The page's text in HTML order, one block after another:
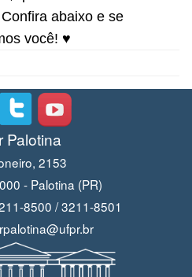
abaixo e se
você! ♥
Palotina
2153
CEP: 85950-000 - Palotina (PR)
8500 / 3211-8501